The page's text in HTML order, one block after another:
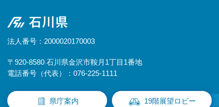
石川県
法人番号：2000020170003
〒920-8580 石川県金沢市鞍月1丁目1番地
電話番号（代表）：076-225-1111
県庁案内 19階展望ロビー